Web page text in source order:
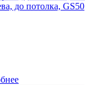
до потолка, GS50